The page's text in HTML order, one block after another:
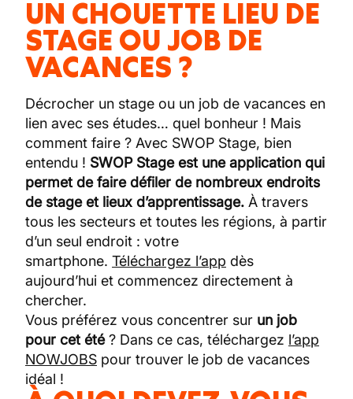
UN CHOUETTE LIEU DE
STAGE OU JOB DE
VACANCES ?
Décrocher un stage ou un job de vacances en
lien avec ses études… quel bonheur ! Mais
comment faire ? Avec SWOP Stage, bien
entendu ! SWOP Stage est une application qui
permet de faire défiler de nombreux endroits
de stage et lieux d’apprentissage. À travers
tous les secteurs et toutes les régions, à partir
d’un seul endroit : votre
smartphone. Téléchargez l’app dès
aujourd’hui et commencez directement à
chercher.
Vous préférez vous concentrer sur un job
pour cet été? Dans ce cas, téléchargez l’app
NOWJOBS pour trouver le job de vacances
idéal !